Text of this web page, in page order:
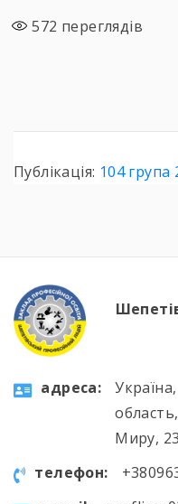
572 переглядів
Публікація: 104 група
aдресa:
Миру,
телефон: